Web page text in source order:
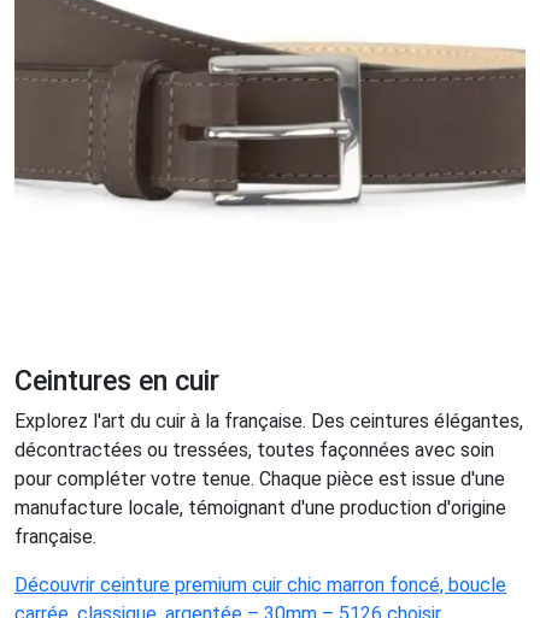
Ceintures en cuir
Explorez l'art du cuir à la française. Des ceintures élégantes,
décontractées ou tressées, toutes façonnées avec soin
pour compléter votre tenue. Chaque pièce est issue d'une
manufacture locale, témoignant d'une production d'origine
française.
Découvrir ceinture premium cuir chic marron foncé, boucle